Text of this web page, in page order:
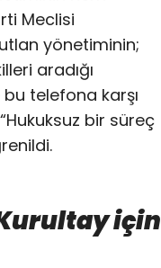
Meclisi
yönetiminin;
aradığı
telefona karşı
bir süreç
için